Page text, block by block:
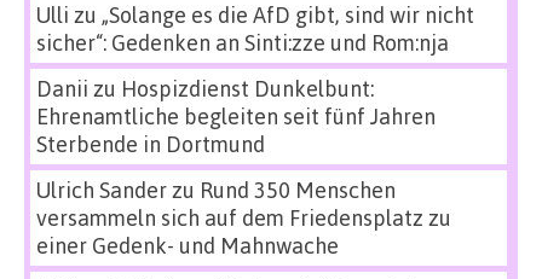
Ulli zu „Solange es die AfD gibt, sind wir nicht
sicher“: Gedenken an Sinti:zze und Rom:nja
Danii zu Hospizdienst Dunkelbunt:
Ehrenamtliche begleiten seit fünf Jahren
Sterbende in Dortmund
Ulrich Sanderzu Rund 350 Menschen
versammeln sich auf dem Friedensplatz zu
einer Gedenk- und Mahnwache